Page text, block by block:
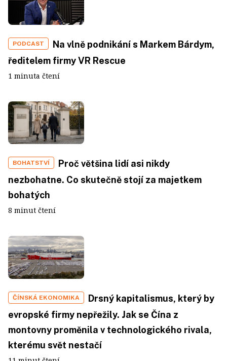
PODCAST
Na vlně podnikání s Markem Bárdym,
ředitelem firmy VR Rescue
1 minuta čtení
BOHATSTVÍ
Proč většina lidí asi nikdy
nezbohatne. Co skutečně stojí za majetkem
bohatých
8 minut čtení
ČÍNSKÁ EKONOMIKA
Drsný kapitalismus, který by
evropské firmy nepřežily. Jak se Čína z
montovny proměnila v technologického rivala,
kterému svět nestačí